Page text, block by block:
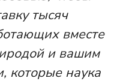
тысяч
вместе
и вашим
которые наука